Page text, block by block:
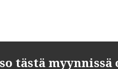
tästä